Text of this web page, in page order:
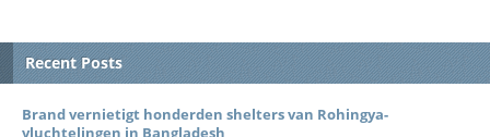
Recent Posts
Brand vernietigt honderden shelters van Rohingya-
vluchtelingen in Bangladesh